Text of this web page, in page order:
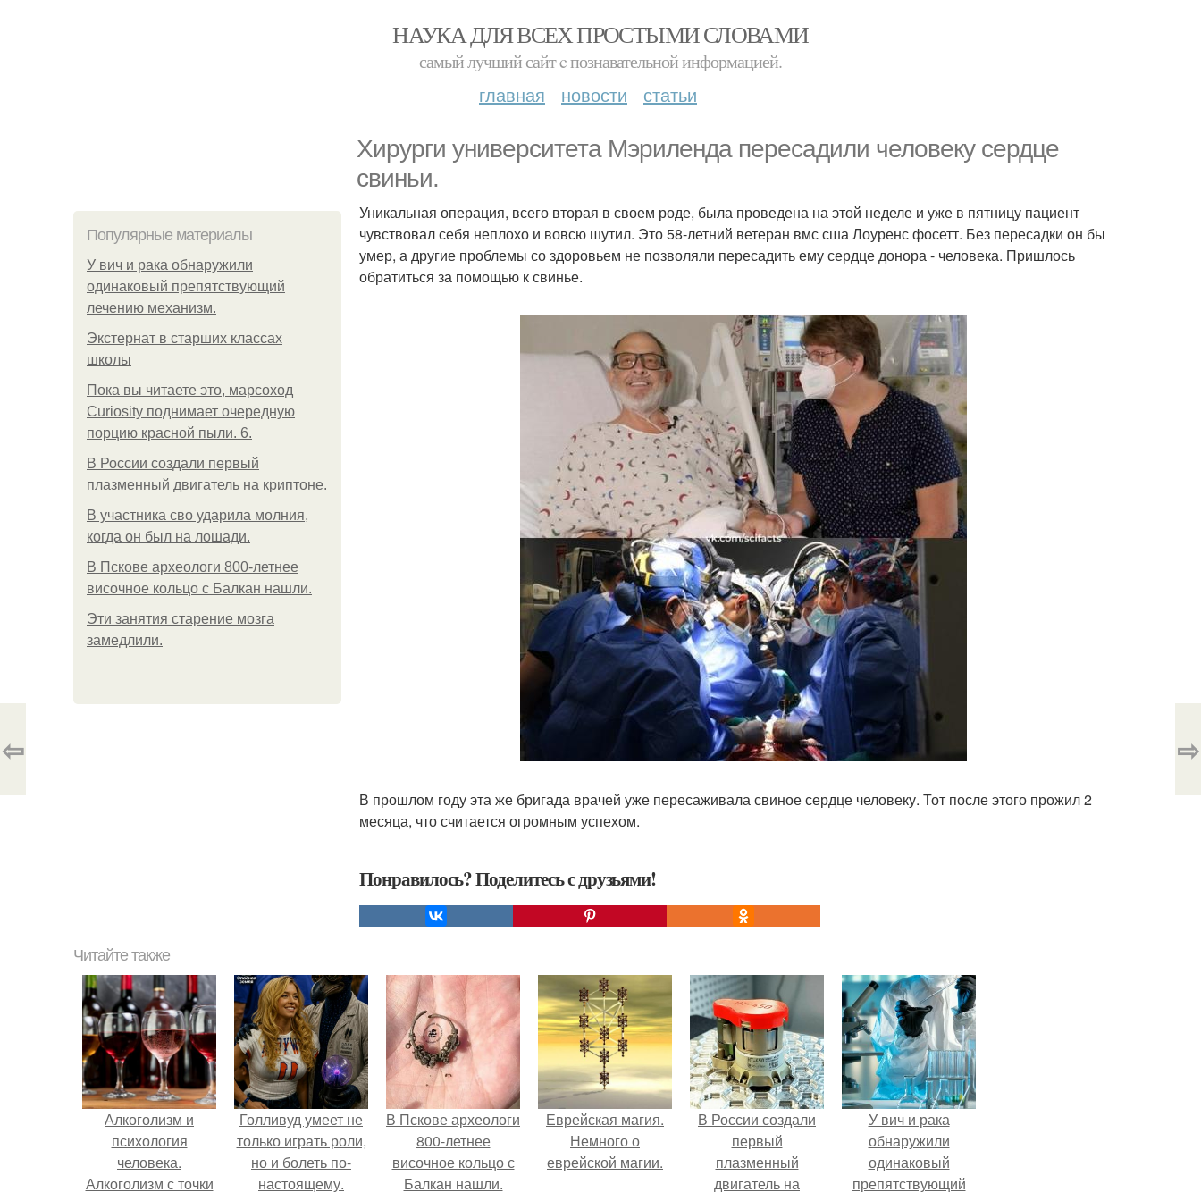
НАУКА ДЛЯ ВСЕХ ПРОСТЫМИ СЛОВАМИ
самый лучший сайт c познавательной информацией.
главная новости статьи
Хирурги университета Мэриленда пересадили человеку сердце
свиньи.
Популярные материалы
У вич и рака обнаружили
одинаковый препятствующий
лечению механизм.
Экстернат в старших классах
школы
Пока вы читаете это, марсоход
Curiosity поднимает очередную
порцию красной пыли. 6.
В России создали первый
плазменный двигатель на криптоне.
В участника сво ударила молния,
когда он был на лошади.
В Пскове археологи 800-летнее
височное кольцо с Балкан нашли.
Эти занятия старение мозга
замедлили.
Уникальная операция, всего вторая в своем роде, была проведена на этой неделе и уже в пятницу пациент
чувствовал себя неплохо и вовсю шутил. Это 58-летний ветеран вмс сша Лоуренс фосетт. Без пересадки он бы
умер, а другие проблемы со здоровьем не позволяли пересадить ему сердце донора - человека. Пришлось
обратиться за помощью к свинье.
В прошлом году эта же бригада врачей уже пересаживала свиное сердце человеку. Тот после этого прожил 2
месяца, что считается огромным успехом.
Понравилось? Поделитесь с друзьями!
⇦ ⇨
Читайте также
Алкоголизм и
психология
человека.
Алкоголизм с точки
Голливуд умеет не
только играть роли,
но и болеть по-
настоящему.
В Пскове археологи
800-летнее
височное кольцо с
Балкан нашли.
Еврейская магия.
Немного о
еврейской магии.
В России создали
первый
плазменный
двигатель на
У вич и рака
обнаружили
одинаковый
препятствующий